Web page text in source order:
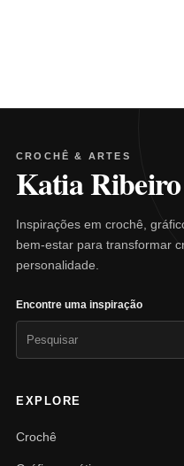
CROCHÊ & ARTES
Katia Ribeiro
Inspirações em crochê,
bem-estar para transformar
personalidade.
Encontre uma inspiração
EXPLORE
Crochê